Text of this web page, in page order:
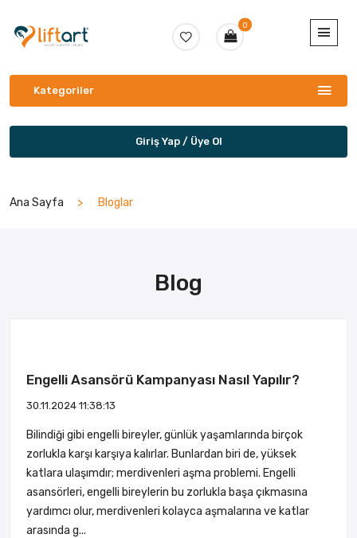
0
Kategoriler
Giriş Yap / Üye Ol
Ana Sayfa Bloglar
Blog
Engelli Asansörü Kampanyası Nasıl Yapılır?
30.11.2024 11:38:13
Bilindiği gibi engelli bireyler, günlük yaşamlarında birçok
zorlukla karşı karşıya kalırlar. Bunlardan biri de, yüksek
katlara ulaşımdır; merdivenleri aşma problemi. Engelli
asansörleri, engelli bireylerin bu zorlukla başa çıkmasına
yardımcı olur, merdivenleri kolayca aşmalarına ve katlar
arasında g...